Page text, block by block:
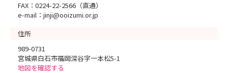
FAX：0224-22-2566（直通）
e-mail：jinji@ooizumi.or.jp
住所
989-0731
宮城県白石市福岡深谷字一本松5-1
地図を確認する